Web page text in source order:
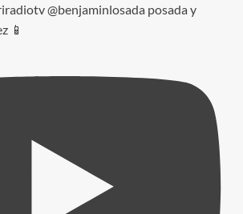
@benjaminlosada posada y
📱